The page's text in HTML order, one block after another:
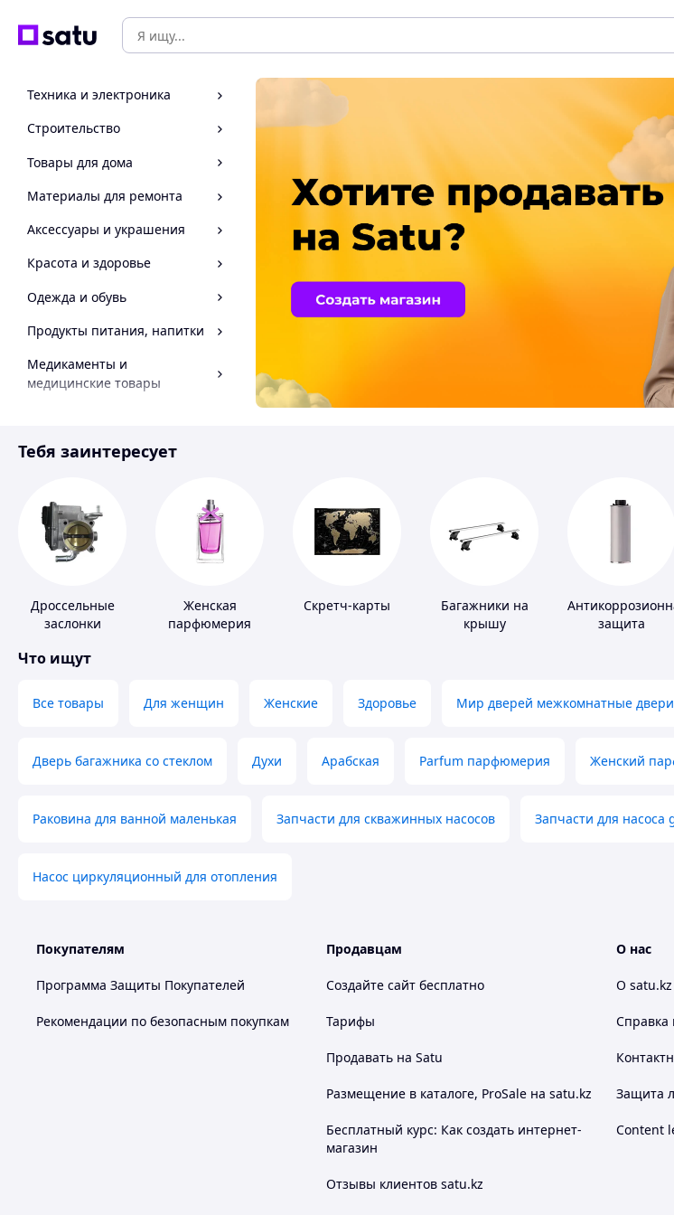
Техника и электроника
Строительство
Товары для дома
Материалы для ремонта
Аксессуары и украшения
Красота и здоровье
Одежда и обувь
Продукты питания, напитки
Медикаменты и
медицинские товары
Инструмент
Тебя заинтересует
Дроссельные
заслонки
Женская
парфюмерия
Скретч-карты
Багажники на
крышу
защита
Что ищут
Все товары Для женщин Женские Здоровье Мир дверей межкомнатные двери
Дверь багажника со стеклом Духи Арабская Parfum парфюмерия Женский
Раковина для ванной маленькая Запчасти для скважинных насосов Запчасти для насоса
Насос циркуляционный для отопления
Покупателям
Программа Защиты Покупателей
Рекомендации по безопасным покупкам
Продавцам
Создайте сайт бесплатно
Тарифы
Продавать на Satu
Размещение в каталоге, ProSale на satu.kz
Бесплатный курс: Как создать интернет-
магазин
Отзывы клиентов satu.kz
О нас
О satu.kz
Справка
Защита
Content